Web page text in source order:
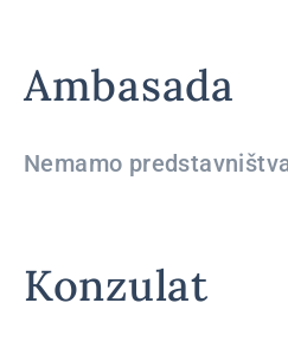
Ambasada
Nemamo
Konzulat